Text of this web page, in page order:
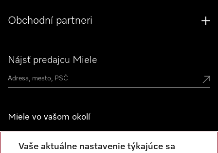
Nájsť predajcu Miele
Miele vo vašom okolí
Obchodní partneri
Vaše aktuálne nastavenie týkajúce sa